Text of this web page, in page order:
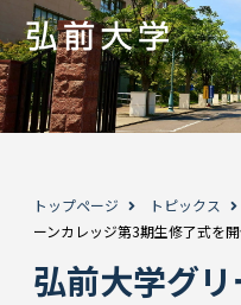
トップページ トピックス
ーンカレッジ第3期生修了式を
弘前大学グ